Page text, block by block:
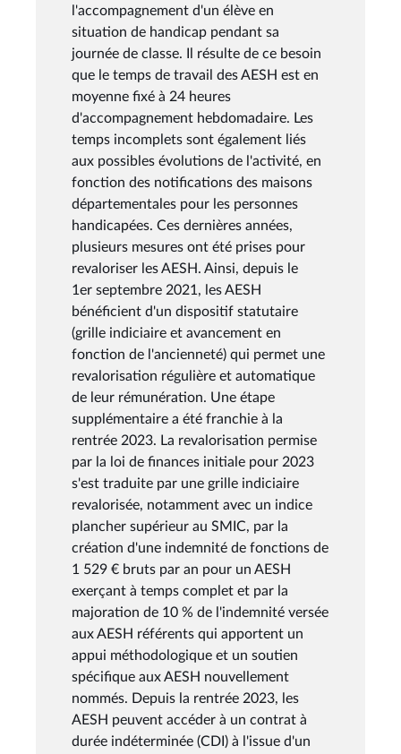
l'accompagnement d'un élève en
situation de handicap pendant sa
journée de classe. Il résulte de ce besoin
que le temps de travail des AESH est en
moyenne fixé à 24 heures
d'accompagnement hebdomadaire. Les
temps incomplets sont également liés
aux possibles évolutions de l'activité, en
fonction des notifications des maisons
départementales pour les personnes
handicapées. Ces dernières années,
plusieurs mesures ont été prises pour
revaloriser les AESH. Ainsi, depuis le
1er septembre 2021, les AESH
bénéficient d'un dispositif statutaire
(grille indiciaire et avancement en
fonction de l'ancienneté) qui permet une
revalorisation régulière et automatique
de leur rémunération. Une étape
supplémentaire a été franchie à la
rentrée 2023. La revalorisation permise
par la loi de finances initiale pour 2023
s'est traduite par une grille indiciaire
revalorisée, notamment avec un indice
plancher supérieur au SMIC, par la
création d'une indemnité de fonctions de
1 529 € bruts par an pour un AESH
exerçant à temps complet et par la
majoration de 10 % de l'indemnité versée
aux AESH référents qui apportent un
appui méthodologique et un soutien
spécifique aux AESH nouvellement
nommés. Depuis la rentrée 2023, les
AESH peuvent accéder à un contrat à
durée indéterminée (CDI) à l'issue d'un